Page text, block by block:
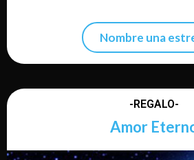
Nombre una
-REGALO-
Amor